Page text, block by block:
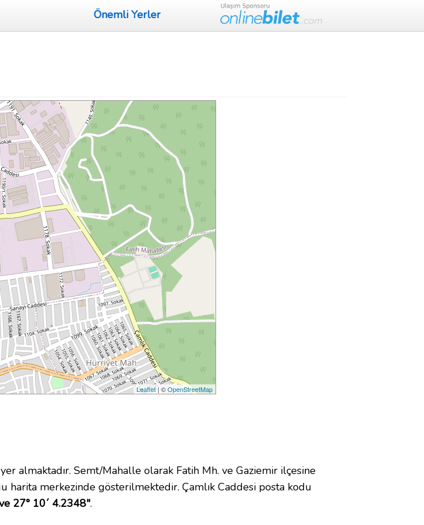
Önemli Yerler
Leaflet| ©OpenStreetMap
almaktadır. Semt/Mahalle olarak Fatih Mh. ve Gaziemir ilçesine
harita merkezinde gösterilmektedir. Çamlık Caddesi posta kodu
27° 10´ 4.2348".